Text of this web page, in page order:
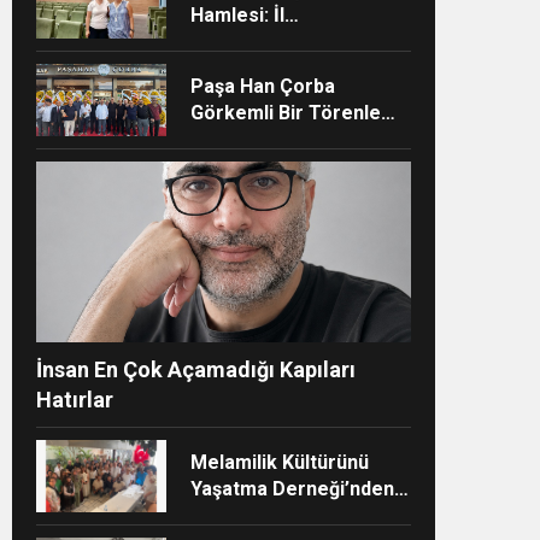
Hamlesi: İl
adımı
Paşa Han Çorba
Görkemli Bir Törenle
İnsan En Çok Açamadığı Kapıları
Hatırlar
Melamilik Kültürünü
Yaşatma Derneği’nden